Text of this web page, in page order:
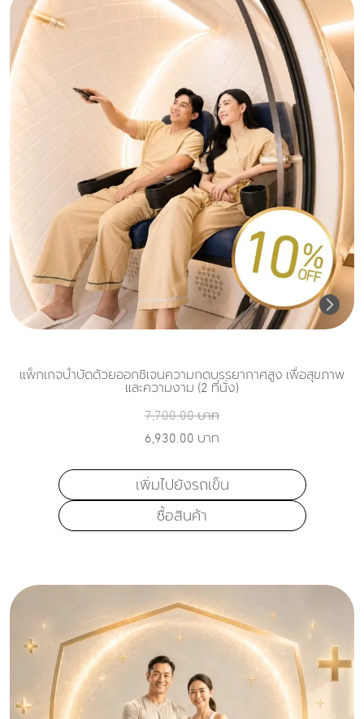
แพ็กเกจบำบัดด้วยออกซิเจนความกดบรรยากาศสูง เพื่อสุขภาพ
และความงาม (2 ที่นั่ง)
7,700.00 บาท
6,930.00 บาท
เพิ่มไปยังรถเข็น
ซื้อสินค้า